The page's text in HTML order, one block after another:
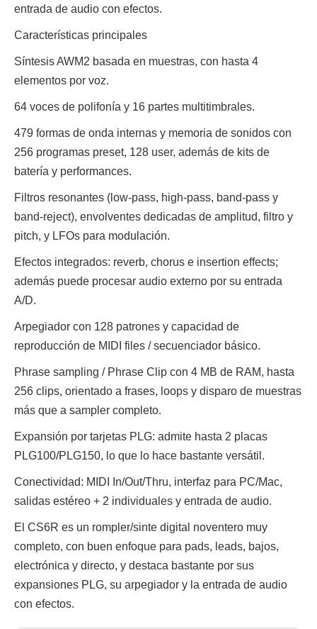
entrada de audio con efectos.
Características principales
Síntesis AWM2 basada en muestras, con hasta 4
elementos por voz.
64 voces de polifonía y 16 partes multitimbrales.
479 formas de onda internas y memoria de sonidos con
256 programas preset, 128 user, además de kits de
batería y performances.
Filtros resonantes (low-pass, high-pass, band-pass y
band-reject), envolventes dedicadas de amplitud, filtro y
pitch, y LFOs para modulación.
Efectos integrados: reverb, chorus e insertion effects;
además puede procesar audio externo por su entrada
A/D.
Arpegiador con 128 patrones y capacidad de
reproducción de MIDI files / secuenciador básico.
Phrase sampling / Phrase Clip con 4 MB de RAM, hasta
256 clips, orientado a frases, loops y disparo de muestras
más que a sampler completo.
Expansión por tarjetas PLG: admite hasta 2 placas
PLG100/PLG150, lo que lo hace bastante versátil.
Conectividad: MIDI In/Out/Thru, interfaz para PC/Mac,
salidas estéreo + 2 individuales y entrada de audio.
El CS6R es un rompler/sinte digital noventero muy
completo, con buen enfoque para pads, leads, bajos,
electrónica y directo, y destaca bastante por sus
expansiones PLG, su arpegiador y la entrada de audio
con efectos.